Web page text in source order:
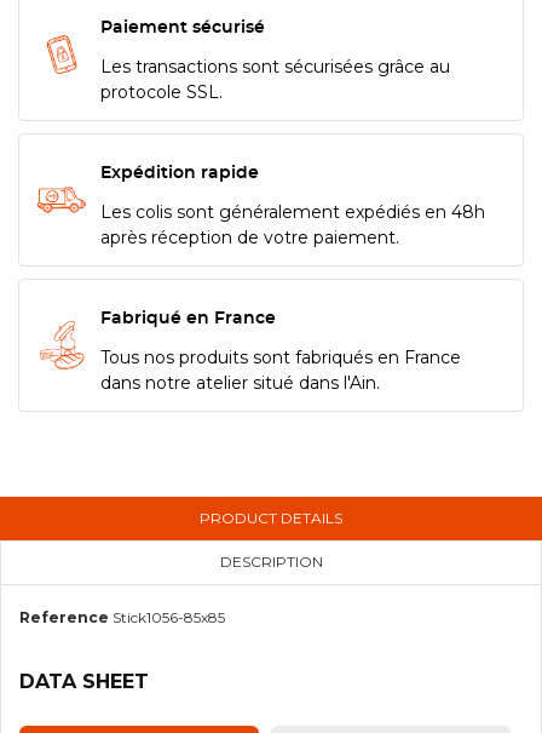
Paiement sécurisé
Les transactions sont sécurisées grâce au
protocole SSL.
Expédition rapide
Les colis sont généralement expédiés en 48h
après réception de votre paiement.
Fabriqué en France
Tous nos produits sont fabriqués en France
dans notre atelier situé dans l'Ain.
PRODUCT DETAILS
DESCRIPTION
Reference Stick1056-85x85
DATA SHEET